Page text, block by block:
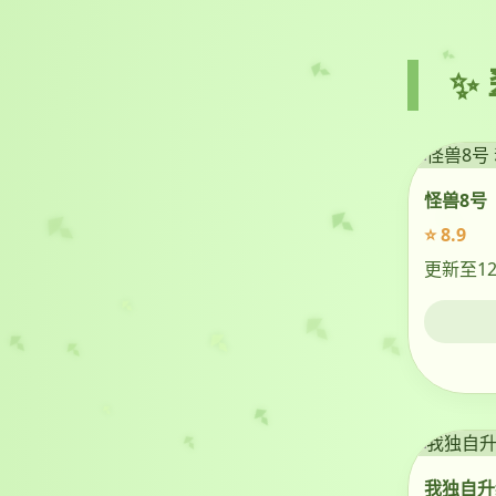
✨
怪兽8号
⭐ 8.9
更新至
我独自